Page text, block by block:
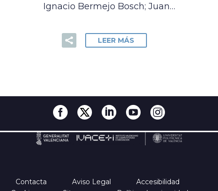
Ignacio Bermejo Bosch; Juan…
LEER MÁS
Contacta Aviso Legal
Accesibilidad